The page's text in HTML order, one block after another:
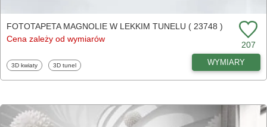
FOTOTAPETA MAGNOLIE W LEKKIM TUNELU ( 23748 )
Cena zależy od wymiarów
207
Fototapety
3D kwiaty Fototapety
3D tunel WYMIARY